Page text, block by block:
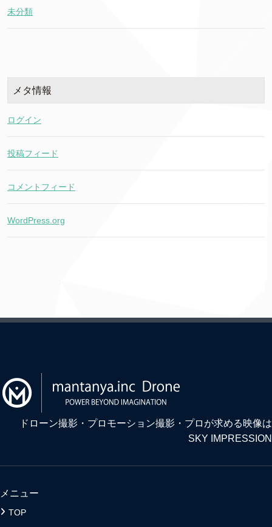
未分類
メタ情報
ログイン
投稿フィード
コメントフィード
WordPress.org
ドローン撮影・プロモーション撮影・プロが求める映像は
SKY IMPRESSION
メニュー
TOP